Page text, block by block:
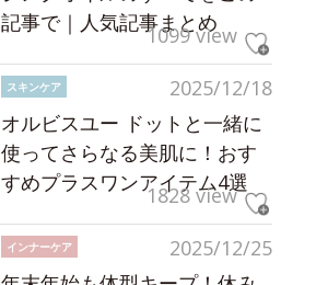
記事で｜人気記事まとめ
1099 view
2025/12/18
スキンケア
オルビスユー ドットと一緒に
使ってさらなる美肌に！おす
すめプラスワンアイテム4選
1828 view
2025/12/25
インナーケア